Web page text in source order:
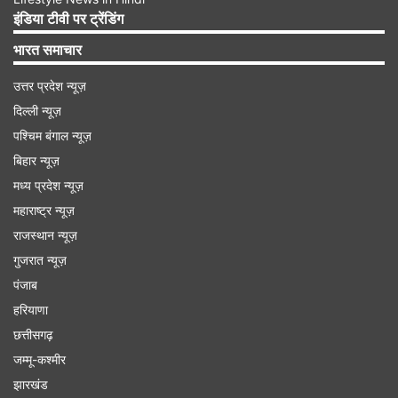
Advertisement
कर्क राशि
चंद्रमा आपकी ही राशि के स्वामी हैं और आपके प्रथम भाव में
गोचर करेंगे। चंद्रमा के इस गोचर के चलते आपको मानसिक
इंडिया टीवी पर ट्रेंडिंग
भारत समाचार
उत्तर प्रदेश न्यूज़
दिल्ली न्यूज़
पश्चिम बंगाल न्यूज़
बिहार न्यूज़
मध्य प्रदेश न्यूज़
महाराष्ट्र न्यूज़
राजस्थान न्यूज़
गुजरात न्यूज़
पंजाब
हरियाणा
छत्तीसगढ़
जम्मू-कश्मीर
झारखंड